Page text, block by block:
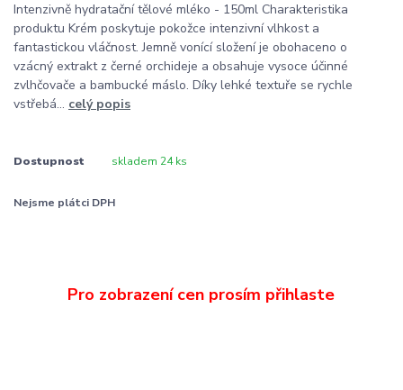
Intenzivně hydratační tělové mléko - 150ml Charakteristika
produktu Krém poskytuje pokožce intenzivní vlhkost a
fantastickou vláčnost. Jemně vonící složení je obohaceno o
vzácný extrakt z černé orchideje a obsahuje vysoce účinné
zvlhčovače a bambucké máslo. Díky lehké textuře se rychle
vstřebá... celý popis
Dostupnost skladem 24 ks
Nejsme plátci DPH